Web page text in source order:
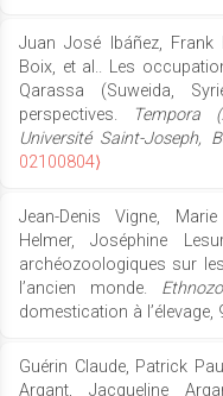
Juan José Ibáñez, Frank
Boix, et al.. Les
Qarassa (Suweida,
perspectives.
Tempora
Université Saint-Joseph,
02100804⟩
Jean-Denis Vigne,
Helmer, Joséphine
archéozoologiques sur
l’ancien monde.
domestication à l’élevage,
Guérin Claude, Patrick
Argant, Jacqueline